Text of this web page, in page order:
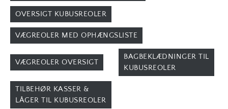
OVERSIGT KUBUSREOLER
VÆGREOLER MED OPHÆNGSLISTE
VÆGREOLER OVERSIGT
BAGBEKLÆDNINGER TIL
KUBUSREOLER
TILBEHØR KASSER &
LÅGER TIL KUBUSREOLER